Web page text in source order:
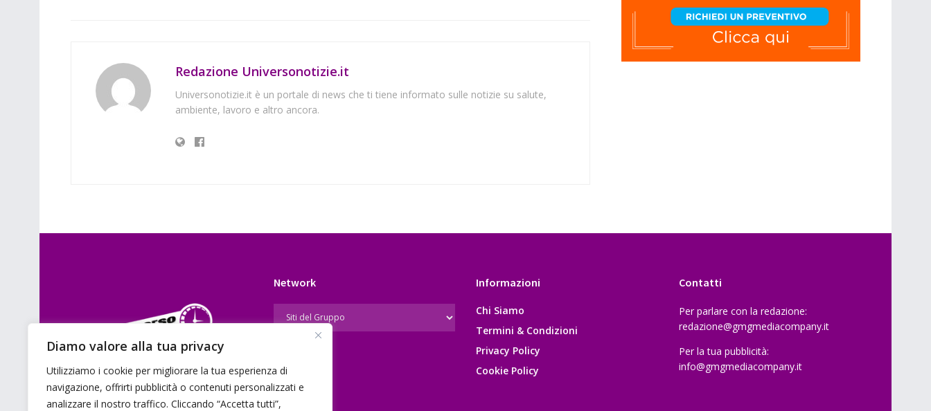
Diamo valore alla tua privacy
Utilizziamo i cookie per migliorare la tua esperienza di
navigazione, offrirti pubblicità o contenuti personalizzati e
analizzare il nostro traffico. Cliccando “Accetta tutti”,
Redazione Universonotizie.it
Universonotizie.it è un portale di news che ti tiene informato sulle notizie su salute,
ambiente, lavoro e altro ancora.
E’ un portale di news ai sensi del D.L.
7/5/2001 n. 62
Network Informazioni
Chi Siamo
Termini & Condizioni
Privacy Policy
Cookie Policy
Contatti
Per parlare con la redazione:
redazione@gmgmediacompany.it
Per la tua pubblicità:
info@gmgmediacompany.it